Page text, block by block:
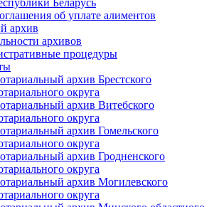
Беларусь
об уплате алиментов
архив
архивов
процедуры
архив Брестского
округа
архив Витебского
округа
архив Гомельского
округа
архив Гродненского
округа
архив Могилевского
округа